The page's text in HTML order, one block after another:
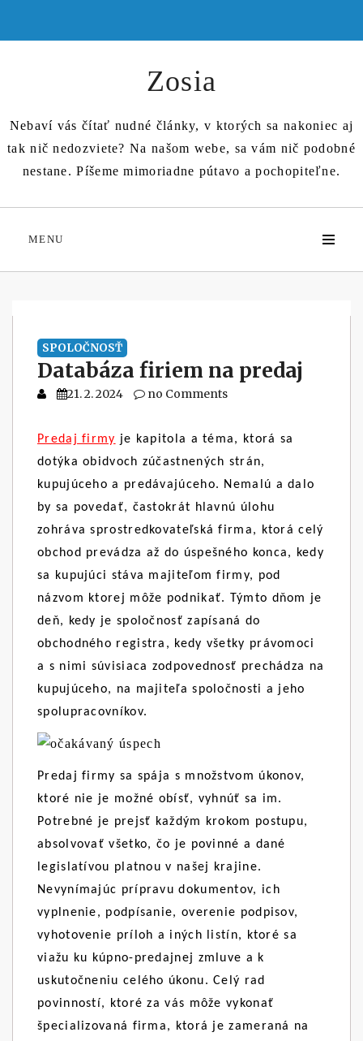
content
Zosia
Nebaví vás čítať nudné články, v ktorých sa nakoniec aj
tak nič nedozviete? Na našom webe, sa vám nič podobné
nestane. Píšeme mimoriadne pútavo a pochopiteľne.
MENU
SPOLOČNOSŤ
Databáza firiem na predaj
21. 2. 2024 no Comments
Predaj firmy je kapitola a téma, ktorá sa
dotýka obidvoch zúčastnených strán,
kupujúceho a predávajúceho. Nemalú a dalo
by sa povedať, častokrát hlavnú úlohu
zohráva sprostredkovateľská firma, ktorá celý
obchod prevádza až do úspešného konca, kedy
sa kupujúci stáva majiteľom firmy, pod
názvom ktorej môže podnikať. Týmto dňom je
deň, kedy je spoločnosť zapísaná do
obchodného registra, kedy všetky právomoci
a s nimi súvisiaca zodpovednosť prechádza na
kupujúceho, na majiteľa spoločnosti a jeho
spolupracovníkov.
Predaj firmy sa spája s množstvom úkonov,
ktoré nie je možné obísť, vyhnúť sa im.
Potrebné je prejsť každým krokom postupu,
absolvovať všetko, čo je povinné a dané
legislatívou platnou v našej krajine.
Nevynímajúc prípravu dokumentov, ich
vyplnenie, podpísanie, overenie podpisov,
vyhotovenie príloh a iných listín, ktoré sa
viažu ku kúpno-predajnej zmluve a k
uskutočneniu celého úkonu. Celý rad
povinností, ktoré za vás môže vykonať
špecializovaná firma, ktorá je zameraná na